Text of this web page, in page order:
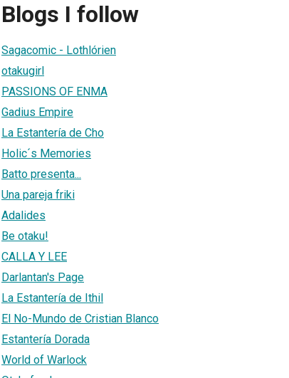
Blogs I follow
Sagacomic - Lothlórien
otakugirl
PASSIONS OF ENMA
Gadius Empire
La Estantería de Cho
Holic´s Memories
Batto presenta...
Una pareja friki
Adalides
Be otaku!
CALLA Y LEE
Darlantan's Page
La Estantería de Ithil
El No-Mundo de Cristian Blanco
Estantería Dorada
World of Warlock